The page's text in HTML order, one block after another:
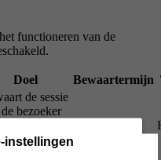
functioneren van de
Doel Bewaartermijn
de sessie
bezoeker
instellingen